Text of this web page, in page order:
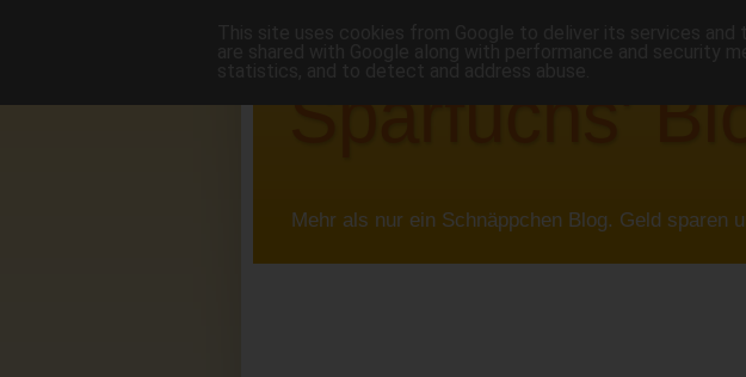
Sparfuchs'
Mehr als nur ein Schnäppchen Blog. Geld sparen